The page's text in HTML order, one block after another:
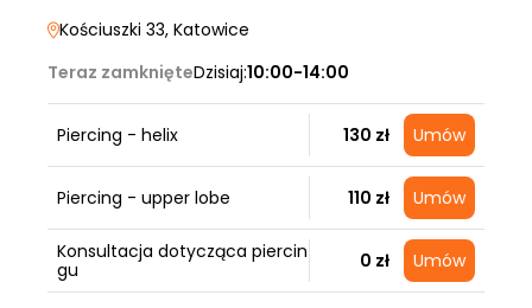
Kościuszki 33, Katowice
Teraz zamknięteDzisiaj:10:00-14:00
Piercing - helix 130 zł Umów
Piercing - upper lobe 110 zł Umów
Konsultacja dotycząca piercin
gu
0 zł Umów